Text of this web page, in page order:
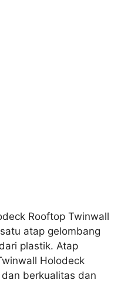
Rooftop Twinwall
atap gelombang
plastik. Atap
Holodeck
berkualitas dan